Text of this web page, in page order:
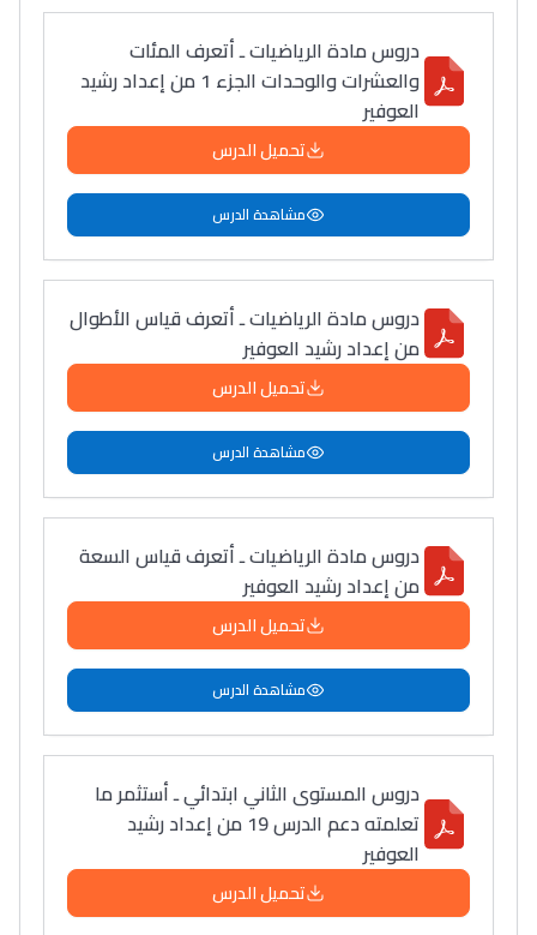
Lycée Maroc
دروس مادة الرياضيات ـ أتعرف المئات
والعشرات والوحدات الجزء 1 من إعداد رشيد
العوفير
تحميل الدرس
مشاهدة الدرس
دروس مادة الرياضيات ـ أتعرف قياس الأطوال
من إعداد رشيد العوفير
تحميل الدرس
مشاهدة الدرس
دروس مادة الرياضيات ـ أتعرف قياس السعة
من إعداد رشيد العوفير
تحميل الدرس
مشاهدة الدرس
دروس المستوى الثاني ابتدائي ـ أستثمر ما
تعلمته دعم الدرس 19 من إعداد رشيد
العوفير
تحميل الدرس